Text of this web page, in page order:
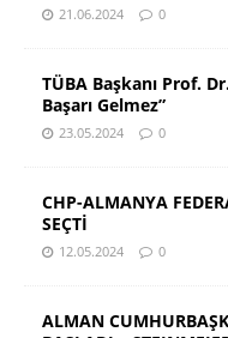
21.06.2024 0
TÜBA Başkanı Prof.
Başarı Gelmez”
23.05.2024 0
CHP-ALMANYA
SEÇTİ
12.05.2024 0
ALMAN